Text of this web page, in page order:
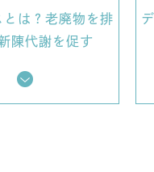
とは？老廃物を排
陳代謝を促す